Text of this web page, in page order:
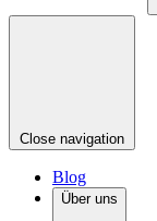
Close navigation
Blog
Über uns